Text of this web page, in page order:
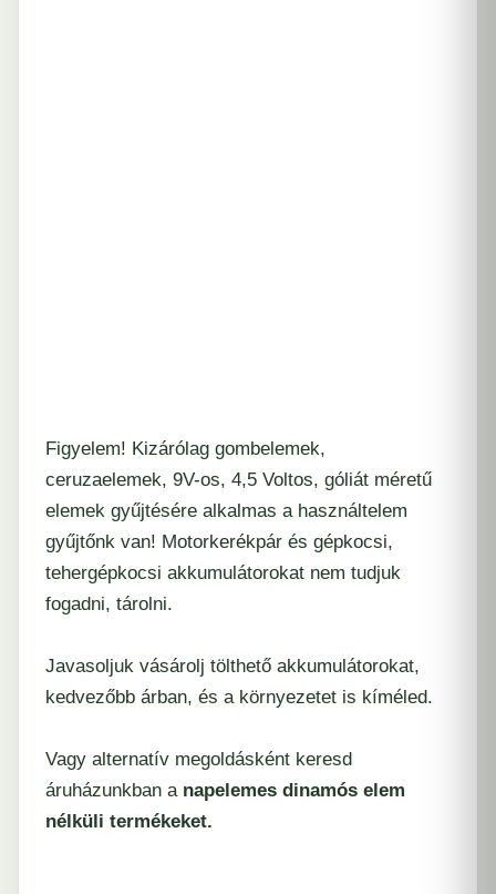
Figyelem! Kizárólag gombelemek,
ceruzaelemek, 9V-os, 4,5 Voltos, góliát méretű
elemek gyűjtésére alkalmas a használtelem
gyűjtőnk van! Motorkerékpár és gépkocsi,
tehergépkocsi akkumulátorokat nem tudjuk
fogadni, tárolni.
Javasoljuk vásárolj tölthető akkumulátorokat,
kedvezőbb árban, és a környezetet is kíméled.
Vagy alternatív megoldásként keresd
áruházunkban a napelemes dinamós elem
nélküli termékeket.